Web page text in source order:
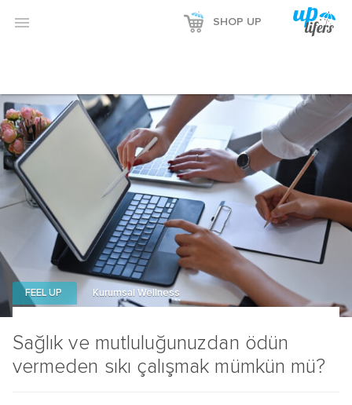
 SHOP UP
Sağlık ve mutluluğunuzdan ödün
vermeden sıkı çalışmak mümkün mü?
FEEL UP Kurumsal Wellness